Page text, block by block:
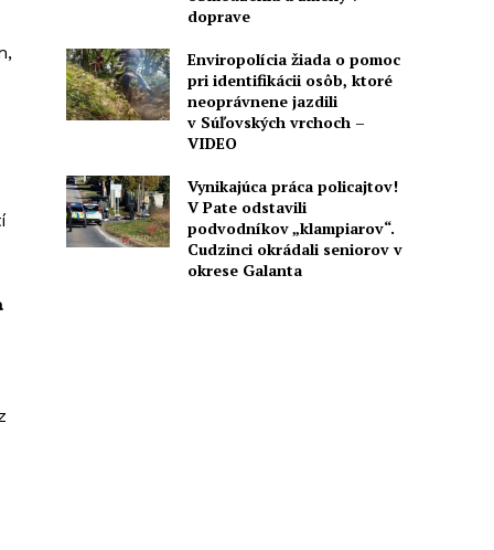
doprave
Enviropolícia žiada o pomoc
pri identifikácii osôb, ktoré
neoprávnene jazdili
v Súľovských vrchoch –
VIDEO
Vynikajúca práca policajtov!
V Pate odstavili
podvodníkov „klampiarov“.
Cudzinci okrádali seniorov v
okrese Galanta